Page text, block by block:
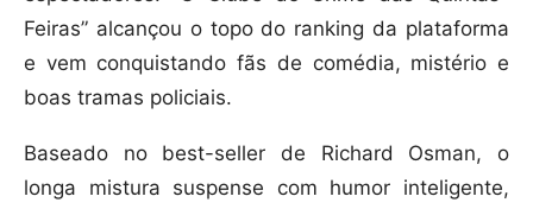
Feiras” alcançou o topo do ranking da plataforma
e vem conquistando fãs de comédia, mistério e
boas tramas policiais.
Baseado no best-seller de Richard Osman, o
longa mistura suspense com humor inteligente,